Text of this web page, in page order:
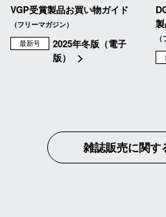
VGP受賞製品お買い物ガイド
（フリーマガジン）
最新号
2025年冬版（電子
版）
雑誌販売に関す